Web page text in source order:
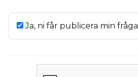
Ja, ni får publicera min fråga